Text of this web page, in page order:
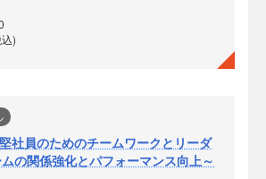
)
社員のためのチームワークとリーダ
の関係強化とパフォーマンス向上～